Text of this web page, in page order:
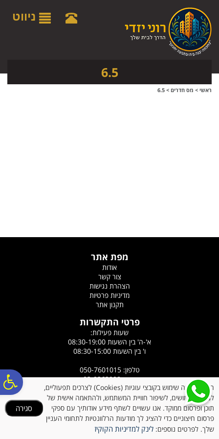
נגישות
ניווט
6.5
ראשי > מס חדרים >
6.5
מפת אתר
אודות
צור קשר
הצהרת נגישות
מדיניות פרטיות
תקנון אתר
פרטי התקשרות
שעות פעילות:
א'-ה' בין השעות 08:30-19:00
ו' בין השעות 08:30-15:00
טלפון: 050-7601015
פקס: 03-9363908
כתובת: רח' הלוטוס 5, אורנית
אימייל:ronyazdi@gmail.com
כל הזכויות שמורות לבעלי האתר (c)
האתר עושה שימוש בקובצי עוגיות (Cookies) לצרכים תפעוליים,
לניתוח שימושים, לשיפור חוויית המשתמש, ולהתאמה אישית של
תוכן ופרסום ממוקד. אנו עשויים לשתף מידע אודותיך עם ספקי
פרסום חיצוניים כדי להציג לך מודעות הרלוונטיות לתחומי העניין
שלך. לפרטים נוספים: לינק למדיניות הקוקיז
סגירה